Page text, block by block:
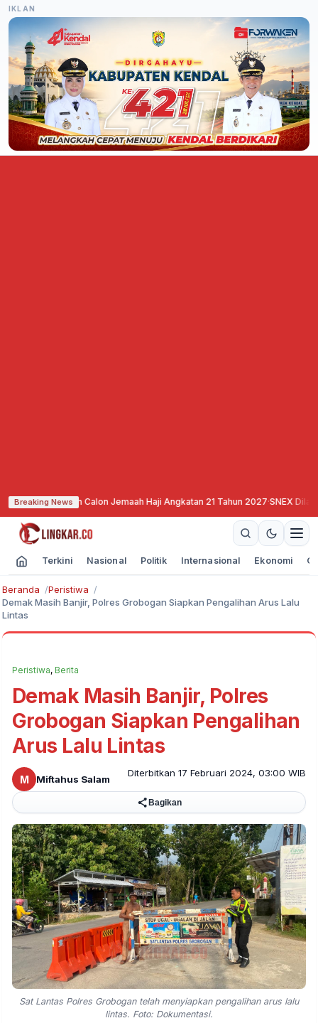
IKLAN
Breaking NewsCalon Jemaah Haji Angkatan 21 Tahun 2027·SNEX Dilantik, Siap
Terkini Nasional Politik Internasional Ekonomi
Beranda
Peristiwa
Demak Masih Banjir, Polres Grobogan Siapkan Pengalihan Arus Lalu
Lintas
Peristiwa, Berita
Demak Masih Banjir, Polres
Grobogan Siapkan Pengalihan
Arus Lalu Lintas
M Miftahus Salam
Diterbitkan 17 Februari 2024, 03:00 WIB
Bagikan
Sat Lantas Polres Grobogan telah menyiapkan pengalihan arus lalu
lintas. Foto: Dokumentasi.